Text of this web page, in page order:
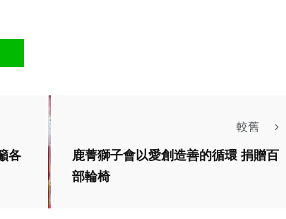
各
較舊
鹿菁獅子會以愛創造善的循環 捐贈百
部輪椅
藝文